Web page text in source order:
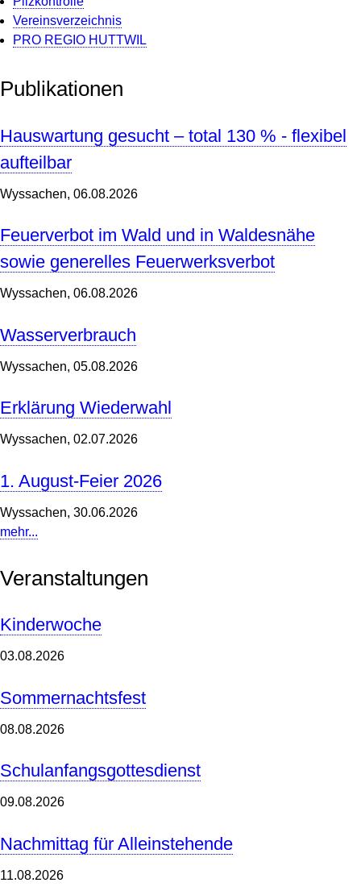
Vereinsverzeichnis
PRO REGIO HUTTWIL
Publikationen
Hauswartung gesucht – total 130 % - flexibel
aufteilbar
Wyssachen, 06.08.2026
Feuerverbot im Wald und in Waldesnähe
sowie generelles Feuerwerksverbot
Wyssachen, 06.08.2026
Wasserverbrauch
Wyssachen, 05.08.2026
Erklärung Wiederwahl
Wyssachen, 02.07.2026
1. August-Feier 2026
Wyssachen, 30.06.2026
mehr...
Veranstaltungen
Kinderwoche
03.08.2026
Sommernachtsfest
08.08.2026
Schulanfangsgottesdienst
09.08.2026
Nachmittag für Alleinstehende
11.08.2026